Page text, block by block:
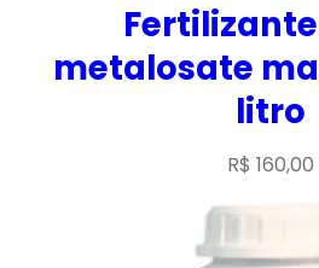
metalosate
litro
R$ 160,00